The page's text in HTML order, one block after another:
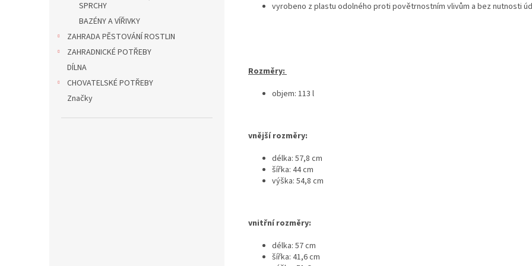
SPRCHY
BAZÉNY A VÍŘIVKY
ZAHRADA PĚSTOVÁNÍ ROSTLIN
ZAHRADNICKÉ POTŘEBY
DÍLNA
CHOVATELSKÉ POTŘEBY
Značky
vyrobeno z plastu odolného proti povětrnostním vlivům a bez nutnosti
Rozměry:
objem: 113 l
vnější rozměry:
délka: 57,8 cm
šířka: 44 cm
výška: 54,8 cm
vnitřní rozměry:
délka: 57 cm
šířka: 41,6 cm